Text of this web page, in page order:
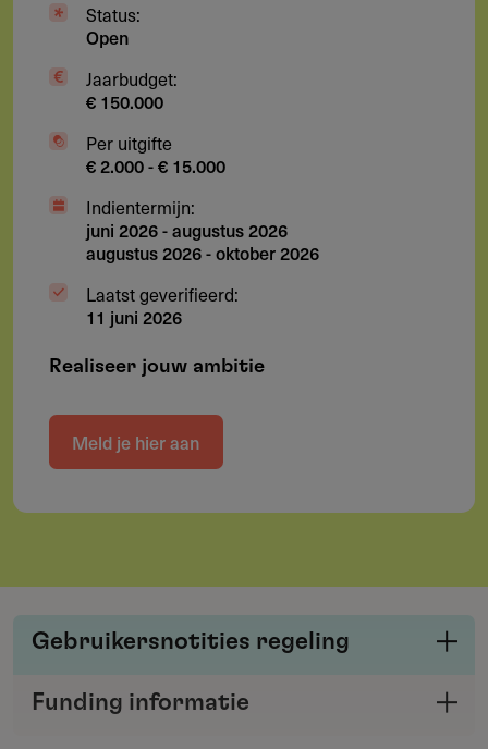
Status:
Open
Jaarbudget:
€ 150.000
Per uitgifte
€ 2.000 - € 15.000
Indientermijn:
juni 2026-augustus 2026
augustus 2026-oktober 2026
Laatst geverifieerd:
11 juni 2026
Realiseer jouw ambitie
Meld je hier aan
Gebruikersnotities regeling
verstrekker met de Fondswervingonline
Funding informatie